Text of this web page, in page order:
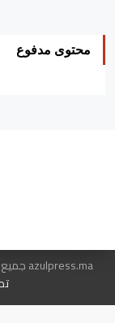
محتوى مدفوع
azulpress.ma جميع الحقوق محفوظة